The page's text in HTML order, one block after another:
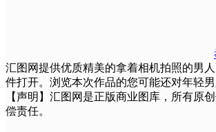
汇图网提供优质精美的拿着相机拍照的男
件打开。浏览本次作品的您可能还对年轻
【声明】汇图网是正版商业图库，所有原
偿责任。